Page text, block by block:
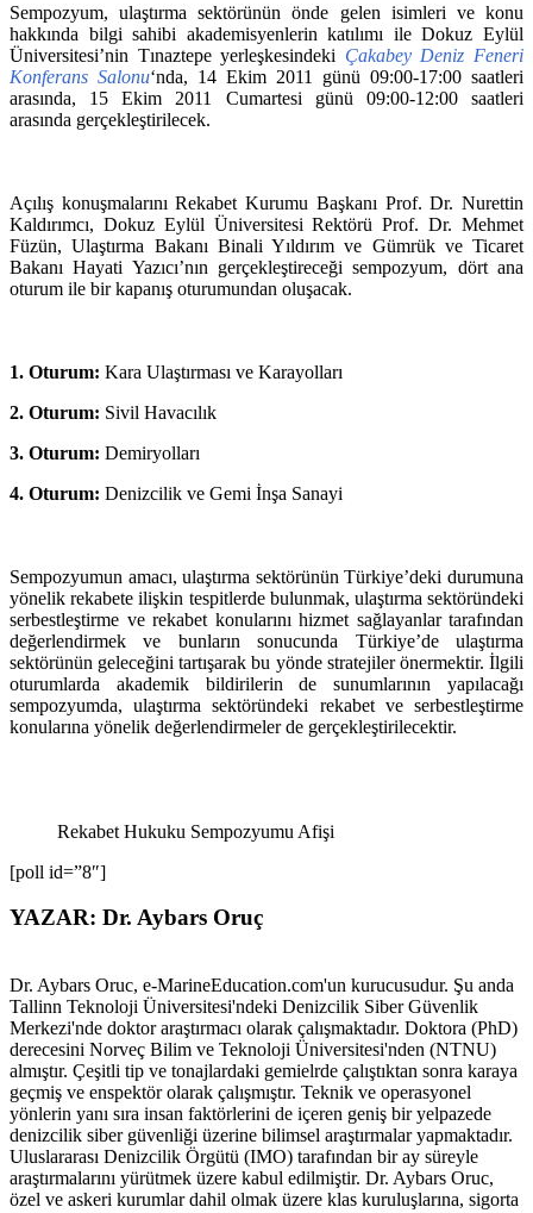
Sempozyum, ulaştırma sektörünün önde gelen isimleri ve konu
hakkında bilgi sahibi akademisyenlerin katılımı ile Dokuz Eylül
Üniversitesi’nin Tınaztepe yerleşkesindeki Çakabey Deniz Feneri
Konferans Salonu‘nda, 14 Ekim 2011 günü 09:00-17:00 saatleri
arasında, 15 Ekim 2011 Cumartesi günü 09:00-12:00 saatleri
arasında gerçekleştirilecek.
Açılış konuşmalarını Rekabet Kurumu Başkanı Prof. Dr. Nurettin
Kaldırımcı, Dokuz Eylül Üniversitesi Rektörü Prof. Dr. Mehmet
Füzün, Ulaştırma Bakanı Binali Yıldırım ve Gümrük ve Ticaret
Bakanı Hayati Yazıcı’nın gerçekleştireceği sempozyum, dört ana
oturum ile bir kapanış oturumundan oluşacak.
1. Oturum: Kara Ulaştırması ve Karayolları
2. Oturum: Sivil Havacılık
3. Oturum: Demiryolları
4. Oturum: Denizcilik ve Gemi İnşa Sanayi
Sempozyumun amacı, ulaştırma sektörünün Türkiye’deki durumuna
yönelik rekabete ilişkin tespitlerde bulunmak, ulaştırma sektöründeki
serbestleştirme ve rekabet konularını hizmet sağlayanlar tarafından
değerlendirmek ve bunların sonucunda Türkiye’de ulaştırma
sektörünün geleceğini tartışarak bu yönde stratejiler önermektir. İlgili
oturumlarda akademik bildirilerin de sunumlarının yapılacağı
sempozyumda, ulaştırma sektöründeki rekabet ve serbestleştirme
konularına yönelik değerlendirmeler de gerçekleştirilecektir.
Rekabet Hukuku Sempozyumu Afişi
[poll id=”8″]
YAZAR: Dr. Aybars Oruç
Dr. Aybars Oruc, e-MarineEducation.com'un kurucusudur. Şu anda
Tallinn Teknoloji Üniversitesi'ndeki Denizcilik Siber Güvenlik
Merkezi'nde doktor araştırmacı olarak çalışmaktadır. Doktora (PhD)
derecesini Norveç Bilim ve Teknoloji Üniversitesi'nden (NTNU)
almıştır. Çeşitli tip ve tonajlardaki gemielrde çalıştıktan sonra karaya
geçmiş ve enspektör olarak çalışmıştır. Teknik ve operasyonel
yönlerin yanı sıra insan faktörlerini de içeren geniş bir yelpazede
denizcilik siber güvenliği üzerine bilimsel araştırmalar yapmaktadır.
Uluslararası Denizcilik Örgütü (IMO) tarafından bir ay süreyle
araştırmalarını yürütmek üzere kabul edilmiştir. Dr. Aybars Oruc,
özel ve askeri kurumlar dahil olmak üzere klas kuruluşlarına, sigorta